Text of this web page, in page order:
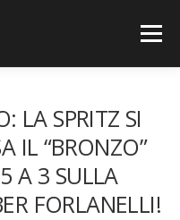
Menù
LA SPRITZ SI
IL “BRONZO”
A 3 SULLA
FORLANELLI!